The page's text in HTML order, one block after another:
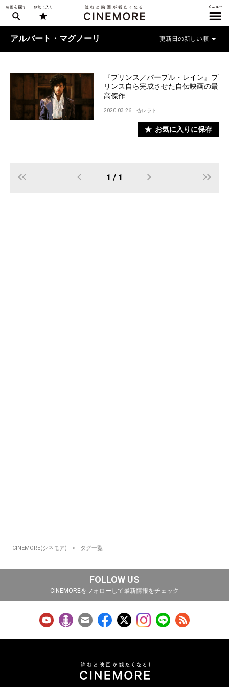
アルバート・マグノーリ
『プリンス／パープル・レイン』プ
リンス自ら完成させた自伝映画の最
高傑作
2020.03.26 杏レラト
お気に入りに保存
1 / 1
CINEMORE(シネモア) タグ一覧
FOLLOW US
CINEMOREをフォローして最新情報をチェック